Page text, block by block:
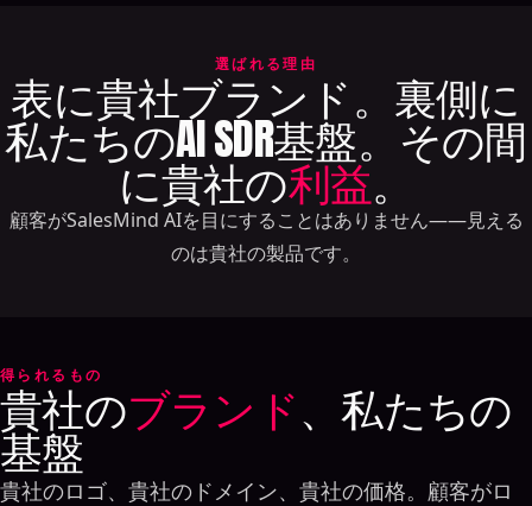
選ばれる理由
表に貴社ブランド。裏側に
私たちのAI SDR基盤。その間
に貴社の利益。
顧客がSalesMind AIを目にすることはありません——見える
のは貴社の製品です。
得られるもの
貴社のブランド、私たちの
基盤
貴社のロゴ、貴社のドメイン、貴社の価格。顧客がロ